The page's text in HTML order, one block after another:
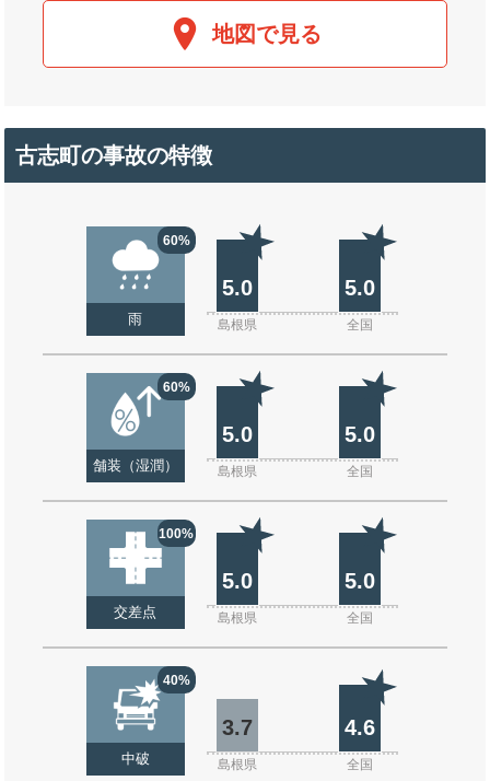
地図で見る
古志町の事故の特徴
60%
雨
5.0 5.0
島根県 全国
60%
舗装（湿潤）
5.0 5.0
島根県 全国
100%
交差点
5.0 5.0
島根県 全国
40%
中破
3.7 4.6
島根県 全国